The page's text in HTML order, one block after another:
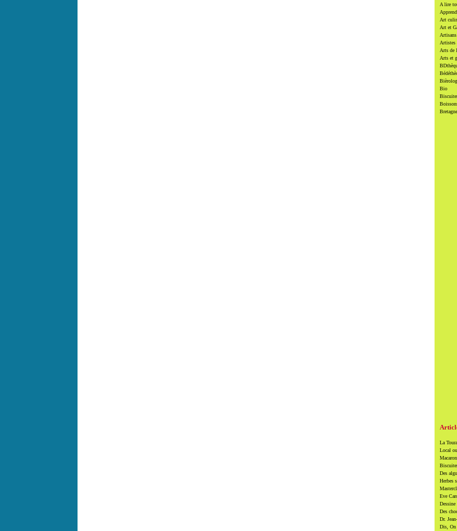
A lire
Art
Art et
Artistes
Arts de
Arts et
Bio
La
Local
Des
Herbes
Eve
Des
Dr.
Dis, On